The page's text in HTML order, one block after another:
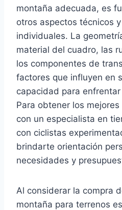
montaña adecuada, es
otros aspectos técnicos
individuales. La
material del cuadro, las
los componentes de
factores que influyen en
capacidad para
Para obtener los
con un especialista en
con ciclistas
brindarte orientación
necesidades y
Al considerar la compra
montaña para terrenos